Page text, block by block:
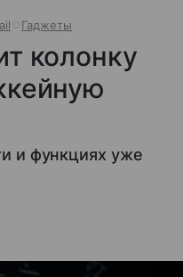
Гаджеты
колонку
и функциях уже